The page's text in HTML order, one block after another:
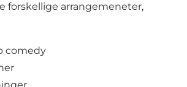
forskellige arrangemeneter,
comedy